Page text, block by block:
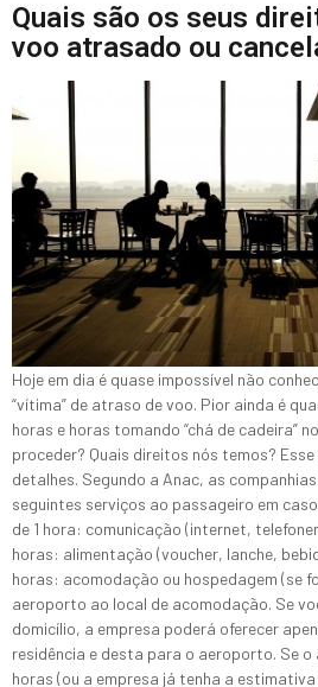
Quais são os seus
voo atrasado ou
Hoje em dia é quase impossível não
“vítima” de atraso de voo. Pior ainda é
horas e horas tomando “chá de cadeira”
proceder? Quais direitos nós temos?
detalhes. Segundo a Anac, as
seguintes serviços ao passageiro em
de 1 hora: comunicação (internet,
horas: alimentação (voucher, lanche,
horas: acomodação ou hospedagem (se
aeroporto ao local de acomodação. Se
domicílio, a empresa poderá oferecer
residência e desta para o aeroporto. Se
horas (ou a empresa já tenha a